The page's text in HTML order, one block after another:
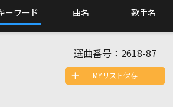
ーワード 曲名 歌手名
選曲番号： 2618-87
MYリスト保存